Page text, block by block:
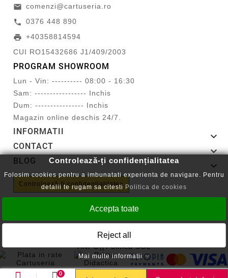
email comenzi@cartuseria.ro
call 0376 448 890
print +40358814594
CUI RO15432686 J1/409/2003
PROGRAM SHOWROOM
Lun - Vin: ---------- 08:00 - 16:30
Sam: ----------------- Inchis
Dum: ---------------- Inchis
Magazin online deschis 24/7.
INFORMATII 
CONTACT 
BLOG 
Controlează-ți confidențialitatea
Copyright © 2008-2026 - Cartuseria.ro
ANPC||Politica SOL
0
Controlează-ți confidențialitatea
Folosim cookies pentru a imbunatati experienta de navigare. Pentru
detalii te rugam sa citesti Politica de cookies
Accepta toate
Reject all
Mai multe informatii